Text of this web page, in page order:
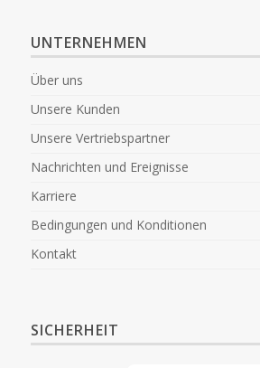
UNTERNEHMEN
Über uns
Unsere Kunden
Unsere Vertriebspartner
Nachrichten und Ereignisse
Karriere
Bedingungen und Konditionen
Kontakt
SICHERHEIT